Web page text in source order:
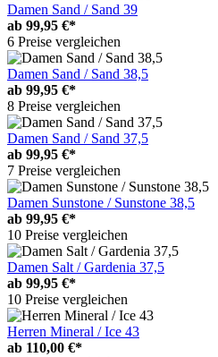
Damen Sand / Sand 39
ab 99,95 €*
6 Preise vergleichen
Damen Sand / Sand 38,5
ab 99,95 €*
8 Preise vergleichen
Damen Sand / Sand 37,5
ab 99,95 €*
7 Preise vergleichen
Damen Sunstone / Sunstone 38,5
ab 99,95 €*
10 Preise vergleichen
Damen Salt / Gardenia 37,5
ab 99,95 €*
10 Preise vergleichen
Herren Mineral / Ice 43
ab 110,00 €*